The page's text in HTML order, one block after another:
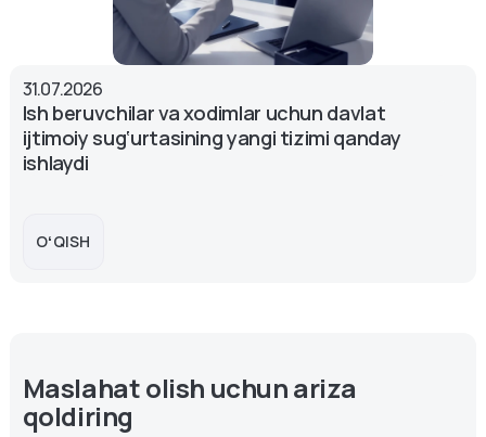
31.07.2026
Ish beruvchilar va xodimlar uchun davlat
ijtimoiy sug‘urtasining yangi tizimi qanday
ishlaydi
OʻQISH
Maslahat olish uchun ariza
qoldiring